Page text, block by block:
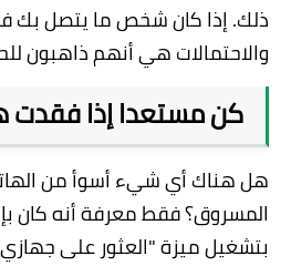
ذلك. إذا كان شخص ما يتصل بك
والاحتمالات هي أنهم ذاهبون
كن مستعدا إذا فقدت
هل هناك أي شيء أسوأ من
المسروق؟ فقط معرفة أنه كان
بتشغيل ميزة "العثور على